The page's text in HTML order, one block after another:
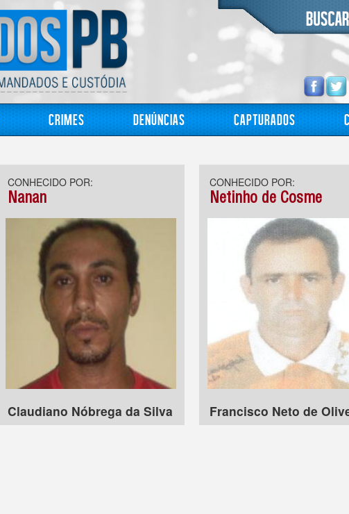
Crimes Denúncias Capturados
CONHECIDO POR:
Nanan
Claudiano Nóbrega da Silva
CONHECIDO POR:
Netinho de Cosme
Francisco Neto de